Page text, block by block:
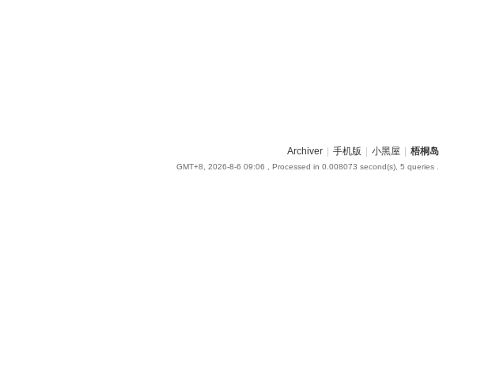
Archiver 手机版 小黑屋 梧桐岛
GMT+8, 2026-8-6 09:06 , Processed in 0.008073 second(s), 5 queries .